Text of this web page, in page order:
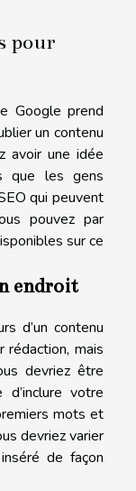
pour
Google prend
un contenu
avoir une idée
que les gens
qui peuvent
pouvez par
sur ce
endroit
d’un contenu
mais
devriez être
votre
mots et
devriez varier
de façon